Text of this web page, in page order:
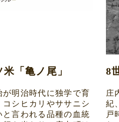
「亀ノ尾」
明治時代に独学で育
シヒカリやササニシ
言われる品種の血統
8
庄
紀
戸